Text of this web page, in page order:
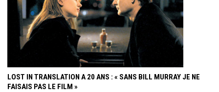
LOST IN TRANSLATION A 20 ANS : « SANS BILL MURRAY JE NE
FAISAIS PAS LE FILM »